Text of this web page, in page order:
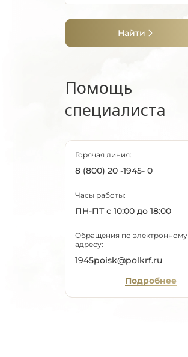
Найти
Помощь
специалиста
Горячая линия:
8 (800) 20 -1945- 0
Часы работы:
ПН-ПТ с 10:00 до 18:00
Обращения по электронному
адресу:
1945poisk@polkrf.ru
Подробнее